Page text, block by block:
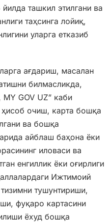
ташкил этилгани ва
таҳсинга лойиқ,
уларга етказиб
ағдариш, масалан
билмасликда,
MY GOV UZ” каби
очиш, карта бошқа
ва бошқа
айблаш баҳона ёки
иловаси ва
енгиллик ёки оғирлиги
Ижтимоий
тушунтириши,
фуқаро картасини
ёхуд бошқа